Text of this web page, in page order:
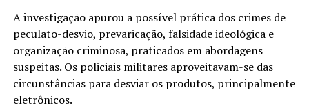
A investigação apurou a possível prática dos crimes de
peculato-desvio, prevaricação, falsidade ideológica e
organização criminosa, praticados em abordagens
suspeitas. Os policiais militares aproveitavam-se das
circunstâncias para desviar os produtos, principalmente
eletrônicos.